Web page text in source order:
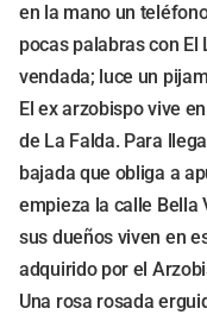
en la mano un
pocas palabras con
vendada; luce un
El ex arzobispo vive
de La Falda. Para
bajada que obliga a
empieza la calle Bella
sus dueños viven en
adquirido por el
Una rosa rosada